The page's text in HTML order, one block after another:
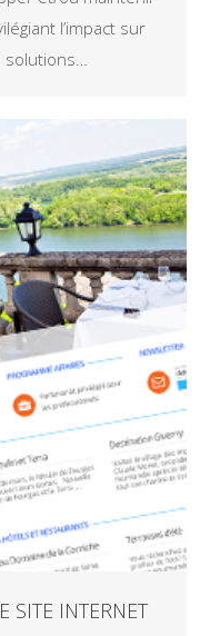
l’impact sur
solutions…
SITE INTERNET